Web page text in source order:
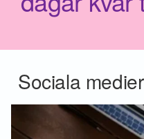
Sociala medier